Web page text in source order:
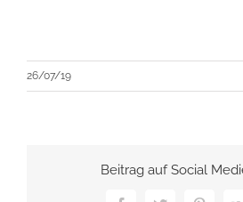
26/07/19
Beitrag auf Social